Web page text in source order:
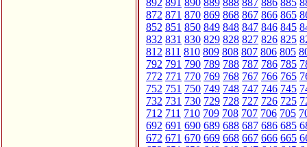
892 891 890 889 888 887 886 885
872 871 870 869 868 867 866 865
852 851 850 849 848 847 846 845
832 831 830 829 828 827 826 825
812 811 810 809 808 807 806 805
792 791 790 789 788 787 786 785
772 771 770 769 768 767 766 765
752 751 750 749 748 747 746 745
732 731 730 729 728 727 726 725
712 711 710 709 708 707 706 705
692 691 690 689 688 687 686 685
672 671 670 669 668 667 666 665